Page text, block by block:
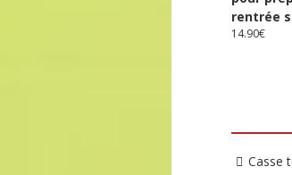
rentrée
14.90€
Casse